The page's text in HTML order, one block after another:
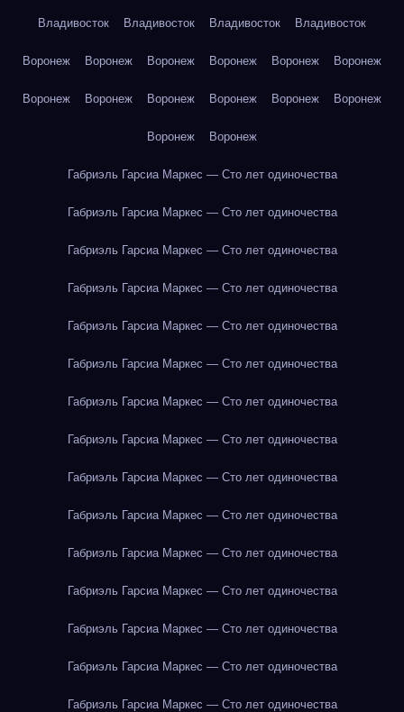
Владивосток Владивосток Владивосток Владивосток
Воронеж Воронеж Воронеж Воронеж Воронеж Воронеж
Воронеж Воронеж Воронеж Воронеж Воронеж Воронеж
Воронеж Воронеж
Габриэль Гарсиа Маркес — Сто лет одиночества
Габриэль Гарсиа Маркес — Сто лет одиночества
Габриэль Гарсиа Маркес — Сто лет одиночества
Габриэль Гарсиа Маркес — Сто лет одиночества
Габриэль Гарсиа Маркес — Сто лет одиночества
Габриэль Гарсиа Маркес — Сто лет одиночества
Габриэль Гарсиа Маркес — Сто лет одиночества
Габриэль Гарсиа Маркес — Сто лет одиночества
Габриэль Гарсиа Маркес — Сто лет одиночества
Габриэль Гарсиа Маркес — Сто лет одиночества
Габриэль Гарсиа Маркес — Сто лет одиночества
Габриэль Гарсиа Маркес — Сто лет одиночества
Габриэль Гарсиа Маркес — Сто лет одиночества
Габриэль Гарсиа Маркес — Сто лет одиночества
Габриэль Гарсиа Маркес — Сто лет одиночества